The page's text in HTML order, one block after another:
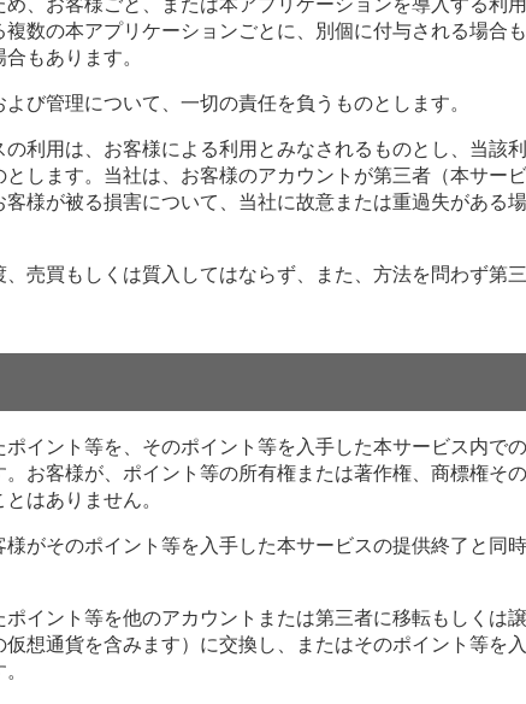
数の本アプリケーションごとに、別個に付与される場合
もあります。
び管理について、一切の責任を負うものとします。
利用は、お客様による利用とみなされるものとし、当該
します。当社は、お客様のアカウントが第三者（本サー
様が被る損害について、当社に故意または重過失がある
売買もしくは質入してはならず、また、方法を問わず第
イント等を、そのポイント等を入手した本サービス内で
お客様が、ポイント等の所有権または著作権、商標権そ
はありません。
がそのポイント等を入手した本サービスの提供終了と同
イント等を他のアカウントまたは第三者に移転もしくは
想通貨を含みます）に交換し、またはそのポイント等を